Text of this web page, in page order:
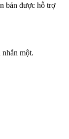
bản được hỗ trợ
một.